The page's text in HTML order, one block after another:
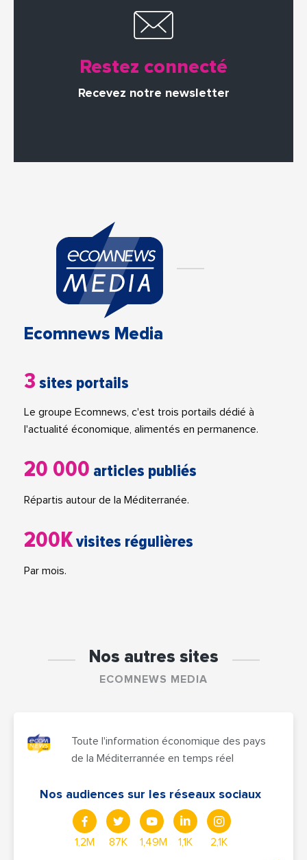
Restez connecté
Recevez notre newsletter
Ecomnews Media
3 sites portails
Le groupe Ecomnews, c'est trois portails dédié à
l'actualité économique, alimentés en permanence.
20 000 articles publiés
Répartis autour de la Méditerranée.
200Kvisites régulières
Par mois.
Nos autres sites
ECOMNEWS MEDIA
Toute l'information économique des pays
de la Méditerrannée en temps réel
Nos audiences sur les réseaux sociaux
1,2M 87K 1,49M 1,1K 2,1K